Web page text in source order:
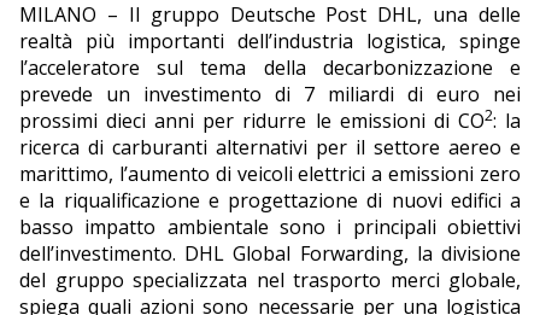
MILANO – Il gruppo Deutsche Post DHL, una delle
realtà più importanti dell’industria logistica, spinge
l’acceleratore sul tema della decarbonizzazione e
prevede un investimento di 7 miliardi di euro nei
prossimi dieci anni per ridurre le emissioni di CO2: la
ricerca di carburanti alternativi per il settore aereo e
marittimo, l’aumento di veicoli elettrici a emissioni zero
e la riqualificazione e progettazione di nuovi edifici a
basso impatto ambientale sono i principali obiettivi
dell’investimento. DHL Global Forwarding, la divisione
del gruppo specializzata nel trasporto merci globale,
spiega quali azioni sono necessarie per una logistica